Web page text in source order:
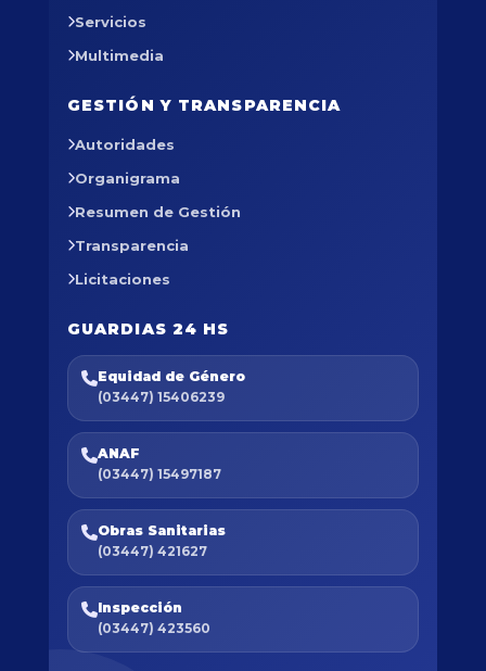
Servicios
Multimedia
GESTIÓN Y TRANSPARENCIA
Autoridades
Organigrama
Resumen de Gestión
Transparencia
Licitaciones
GUARDIAS 24 HS
Equidad de Género
(03447) 15406239
ANAF
(03447) 15497187
Obras Sanitarias
(03447) 421627
Inspección
(03447) 423560